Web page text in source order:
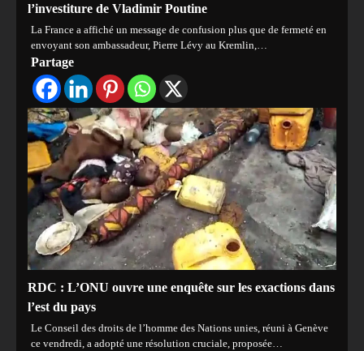
l’investiture de Vladimir Poutine
La France a affiché un message de confusion plus que de fermeté en
envoyant son ambassadeur, Pierre Lévy au Kremlin,…
Partage
RDC : L’ONU ouvre une enquête sur les exactions dans
l’est du pays
Le Conseil des droits de l’homme des Nations unies, réuni à Genève
ce vendredi, a adopté une résolution cruciale, proposée…